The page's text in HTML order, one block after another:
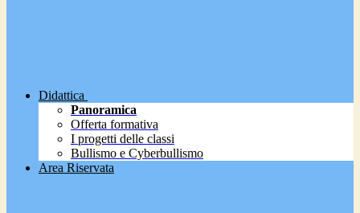
Didattica
Panoramica
Offerta formativa
I progetti delle classi
Bullismo e Cyberbullismo
Area Riservata